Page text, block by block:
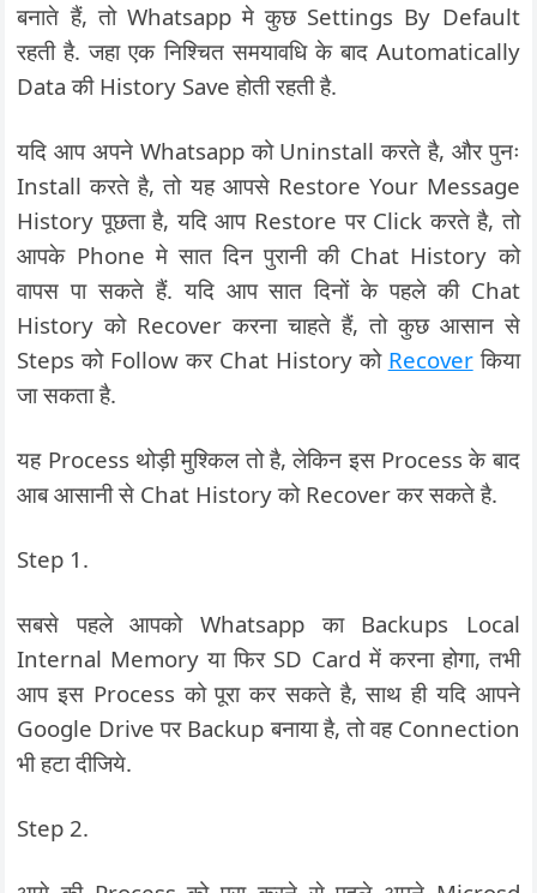
बनाते हैं, तो Whatsapp मे कुछ Settings By Default
रहती है. जहा एक निश्चित समयावधि के बाद Automatically
Data की History Save होती रहती है.
यदि आप अपने Whatsapp को Uninstall करते है, और पुनः
Install करते है, तो यह आपसे Restore Your Message
History पूछता है, यदि आप Restore पर Click करते है, तो
आपके Phone मे सात दिन पुरानी की Chat History को
वापस पा सकते हैं. यदि आप सात दिनों के पहले की Chat
History को Recover करना चाहते हैं, तो कुछ आसान से
Steps को Follow कर Chat History को Recoverकिया
जा सकता है.
यह Process थोड़ी मुश्किल तो है, लेकिन इस Process के बाद
आब आसानी से Chat History को Recover कर सकते है.
Step 1.
सबसे पहले आपको Whatsapp का Backups Local
Internal Memory या फिर SD Card में करना होगा, तभी
आप इस Process को पूरा कर सकते है, साथ ही यदि आपने
Google Drive पर Backup बनाया है, तो वह Connection
भी हटा दीजिये.
Step 2.